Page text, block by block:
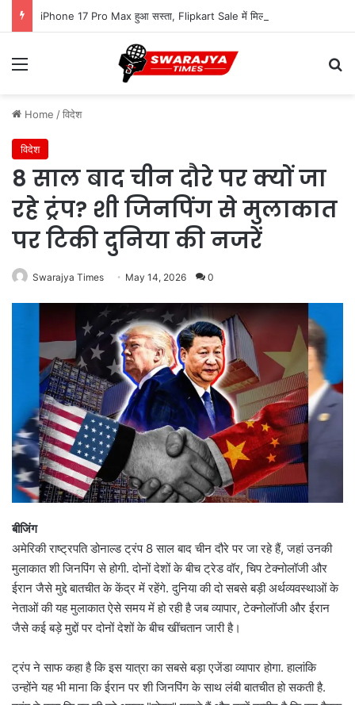
Menu
Home /विदेश
विदेश
8 साल बाद चीन दौरे पर क्यों जा
रहे ट्रंप? शी जिनपिंग से मुलाकात
पर टिकी दुनिया की नजरें
Swarajya Times May 14, 2026 0
बीजिंग
अमेरिकी राष्ट्रपति डोनाल्ड ट्रंप 8 साल बाद चीन दौरे पर जा रहे हैं, जहां उनकी
मुलाकात शी जिनपिंग से होगी. दोनों देशों के बीच ट्रेड वॉर, चिप टेक्नोलॉजी और
ईरान जैसे मुद्दे बातचीत के केंद्र में रहेंगे. दुनिया की दो सबसे बड़ी अर्थव्यवस्थाओं के
नेताओं की यह मुलाकात ऐसे समय में हो रही है जब व्यापार, टेक्नोलॉजी और ईरान
जैसे कई बड़े मुद्दों पर दोनों देशों के बीच खींचतान जारी है।
ट्रंप ने साफ कहा है कि इस यात्रा का सबसे बड़ा एजेंडा व्यापार होगा. हालांकि
उन्होंने यह भी माना कि ईरान पर शी जिनपिंग के साथ लंबी बातचीत हो सकती है.